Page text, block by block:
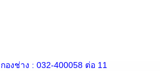
กองช่าง : 032-400058 ต่อ 11